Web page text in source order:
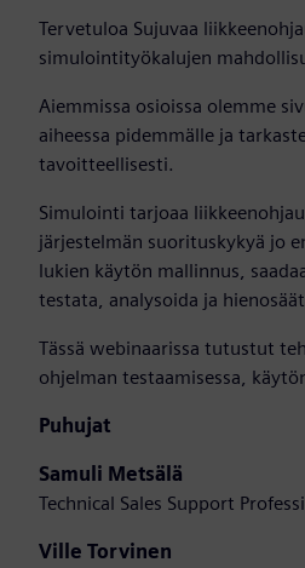
Tervetuloa Sujuvaa
simulointityökalujen
Aiemmissa osioissa olemme
aiheessa pidemmälle ja
tavoitteellisesti.
Simulointi tarjoaa
järjestelmän suorituskykyä jo
lukien käytön mallinnus,
testata, analysoida ja
Tässä webinaarissa tutustut
ohjelman testaamisessa,
Puhujat
Samuli Metsälä
Technical Sales Support
Ville Torvinen